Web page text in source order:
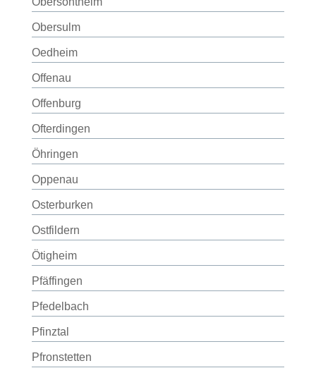
Obersulm
Oedheim
Offenau
Offenburg
Ofterdingen
Öhringen
Oppenau
Osterburken
Ostfildern
Ötigheim
Pfäffingen
Pfedelbach
Pfinztal
Pfronstetten